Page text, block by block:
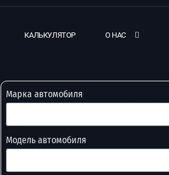
КАЛЬКУЛЯТОР О НАС
Марка автомобиля
Модель автомобиля